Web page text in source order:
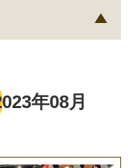
年08月